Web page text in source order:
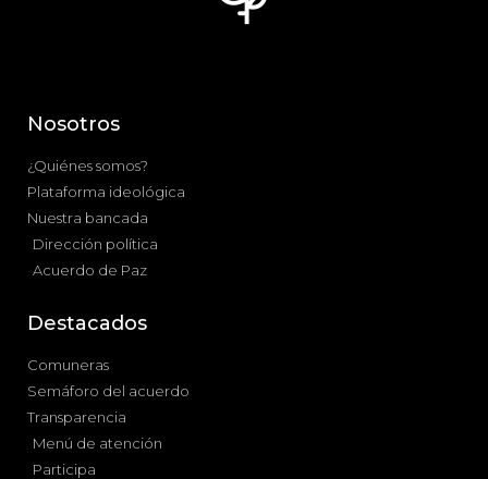
Nosotros
¿Quiénes somos?
Plataforma ideológica
Nuestra bancada
Dirección política
Acuerdo de Paz
Destacados
Comuneras
Semáforo del acuerdo
Transparencia
Menú de atención
Participa